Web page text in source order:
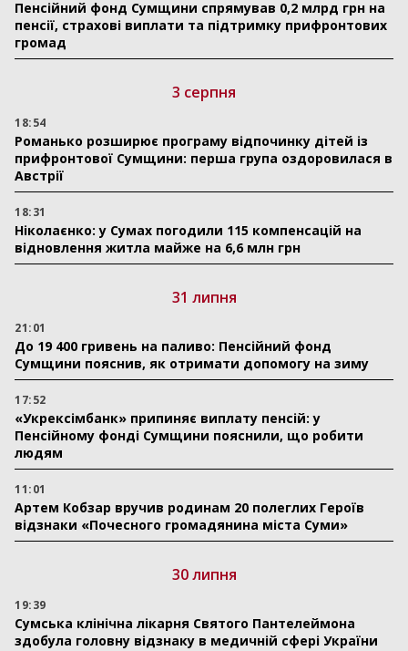
Пенсійний фонд Сумщини спрямував 0,2 млрд грн на
пенсії, страхові виплати та підтримку прифронтових
громад
3 серпня
18:54
Романько розширює програму відпочинку дітей із
прифронтової Сумщини: перша група оздоровилася в
Австрії
18:31
Ніколаєнко: у Сумах погодили 115 компенсацій на
відновлення житла майже на 6,6 млн грн
31 липня
21:01
До 19 400 гривень на паливо: Пенсійний фонд
Сумщини пояснив, як отримати допомогу на зиму
17:52
«Укрексімбанк» припиняє виплату пенсій: у
Пенсійному фонді Сумщини пояснили, що робити
людям
11:01
Артем Кобзар вручив родинам 20 полеглих Героїв
відзнаки «Почесного громадянина міста Суми»
30 липня
19:39
Сумська клінічна лікарня Святого Пантелеймона
здобула головну відзнаку в медичній сфері України